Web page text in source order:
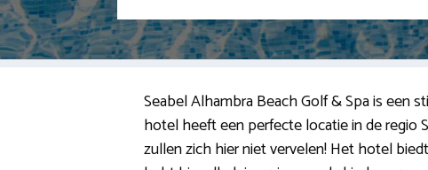
Seabel Alhambra Beach Golf & Spa is een
hotel heeft een perfecte locatie in de regio
zullen zich hier niet vervelen! Het hotel